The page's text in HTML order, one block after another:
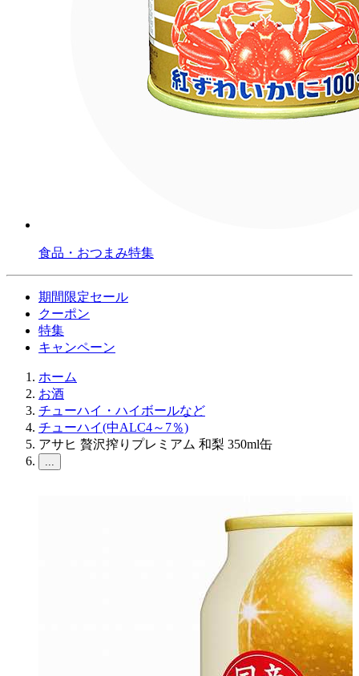
食品・おつまみ特集
期間限定セール
クーポン
特集
キャンペーン
ホーム
お酒
チューハイ・ハイボールなど
チューハイ(中ALC4～7％)
アサヒ 贅沢搾りプレミアム 和梨 350ml缶
...